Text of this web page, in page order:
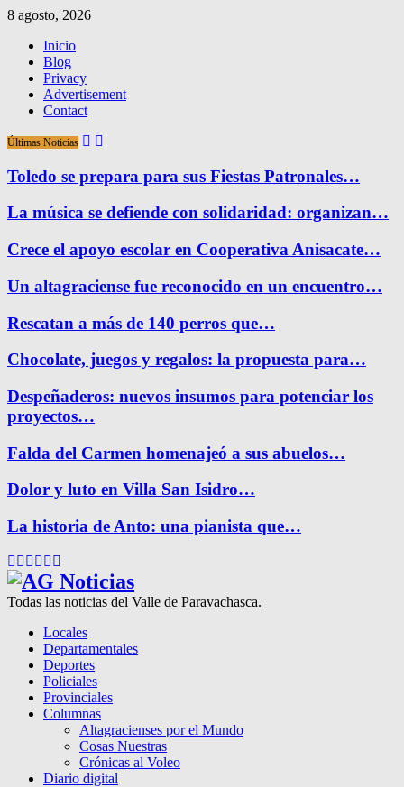
8 agosto, 2026
Inicio
Blog
Privacy
Advertisement
Contact
Últimas Noticias
Toledo se prepara para sus Fiestas Patronales…
La música se defiende con solidaridad: organizan…
Crece el apoyo escolar en Cooperativa Anisacate…
Un altagraciense fue reconocido en un encuentro…
Rescatan a más de 140 perros que…
Chocolate, juegos y regalos: la propuesta para…
Despeñaderos: nuevos insumos para potenciar los
proyectos…
Falda del Carmen homenajeó a sus abuelos…
Dolor y luto en Villa San Isidro…
La historia de Anto: una pianista que…
Facebook
Twitter
Instagram
Pinterest
Google
Todas las noticias del Valle de Paravachasca.
Locales
Departamentales
Deportes
Policiales
Provinciales
Columnas
Altagracienses por el Mundo
Cosas Nuestras
Crónicas al Voleo
Diario digital